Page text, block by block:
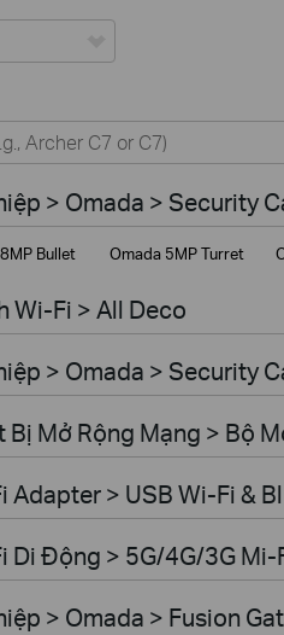
> Omada > Security
Bullet Omada 5MP Turret
Wi-Fi > All Deco
> Omada > Security
Mở Rộng Mạng > Bộ
Adapter > USB Wi-Fi &
Di Động > 5G/4G/3G Mi-
> Omada > Fusion